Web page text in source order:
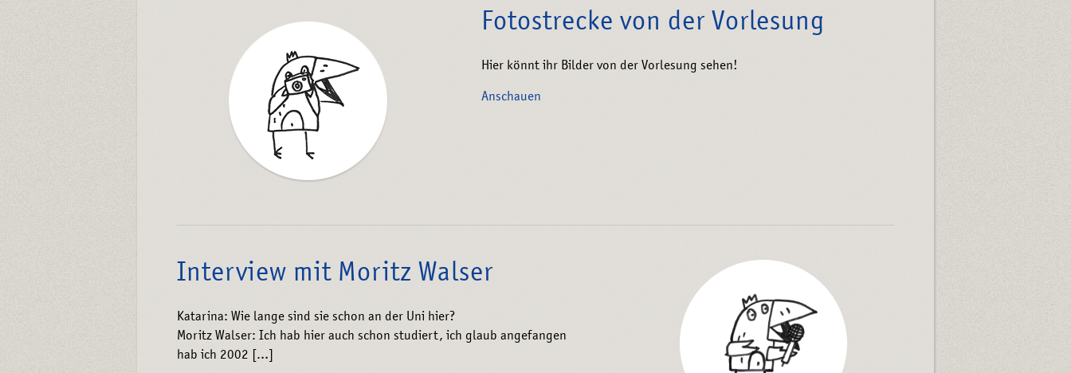
Fotostrecke von der Vorlesung
Hier könnt ihr Bilder von der Vorlesung sehen!
Anschauen
Interview mit Moritz Walser
Katarina: Wie lange sind sie schon an der Uni hier?
Moritz Walser: Ich hab hier auch schon studiert, ich glaub angefangen
hab ich 2002 […]